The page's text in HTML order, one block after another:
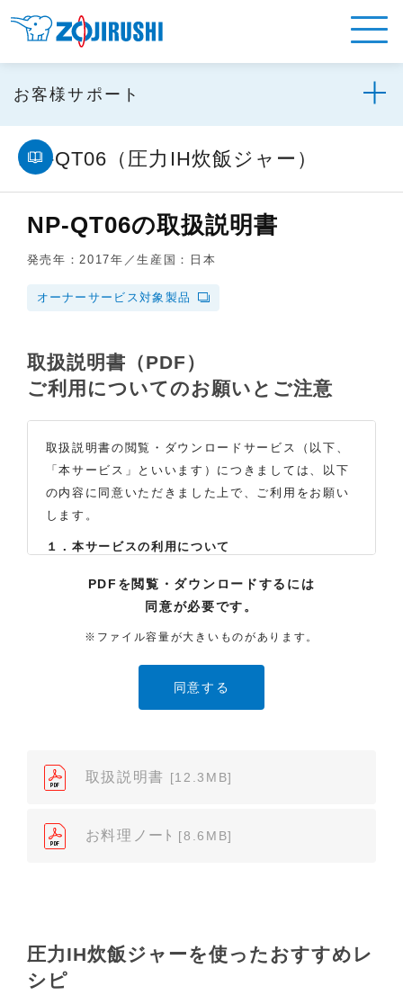
お客様サポート
NP-QT06（圧力IH炊飯ジャー）
NP-QT06の取扱説明書
発売年：2017年／生産国：日本
オーナーサービス対象製品
取扱説明書（PDF）
ご利用についてのお願いとご注意
取扱説明書の閲覧・ダウンロードサービス（以下、
「本サービス」といいます）につきましては、以下
の内容に同意いただきました上で、ご利用をお願い
します。
１．本サービスの利用について
の内容を、非営利目的かつ、個人的にご利用する場
合に限り、閲覧またはダウンロードすることができ
ます。それ以外の目的での閲覧またはダウンロード
たり、また、配布することはできません。
（2）本サイトでは、データ提供が可能な取扱説明書
売店、また弊社「お客様ご相談センター」まで、ご
依頼いただきますようお願いします（※）。ただ
品の取扱説明書をご提供できない場合がありますの
（※）みまもりほっとラインサービスでご使用され
ている専用の製品（レンタル品）につきましては、
PDFを閲覧・ダウンロードするには
同意が必要です。
※ファイル容量が大きいものがあります。
取扱説明書 [12.3MB]
お料理ノーﾄ [8.6MB]
圧力IH炊飯ジャーを使ったおすすめレ
シピ